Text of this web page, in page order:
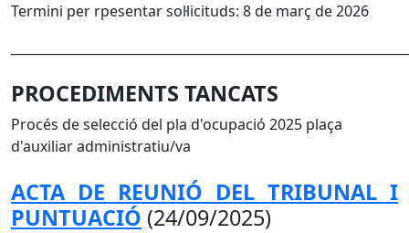
Termini per rpesentar sol·licituds: 8 de març de 2026
PROCEDIMENTS TANCATS
Procés de selecció del pla d'ocupació 2025 plaça
d'auxiliar administratiu/va
ACTA DE REUNIÓ DEL TRIBUNAL I
PUNTUACIÓ (24/09/2025)